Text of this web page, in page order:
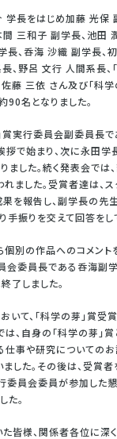
学長をはじめ加藤 光保
間 三和子 副学長、池田
長、呑海 沙織 副学長、
野呂 文行 人間系長、
藤 三依 さん及び「科
90名となりました。
賞実行委員会副委員長
で始まり、次に永田
ました。続く発表会では
ました。受賞者達は、
を報告し、副学長の先
手振りを交えて回答をし
別の作品へのコメント
会委員長である呑海副
了しました。
いて、「科学の芽」賞受
は、自身の「科学の芽」
仕事や研究についての
した。その後は、受賞者
委員会委員が参加した
た。
皆様、関係者各位に深